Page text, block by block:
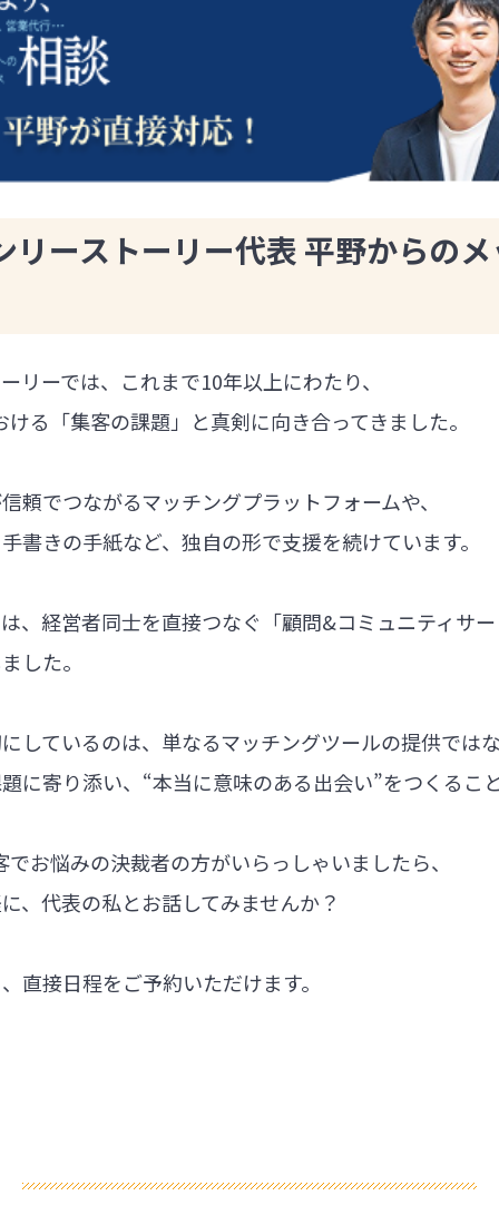
リーストーリー代表 平野からの
リーでは、これまで10年以上にわたり、
る「集客の課題」と真剣に向き合ってきました。
頼でつながるマッチングプラットフォームや、
書きの手紙など、独自の形で支援を続けています。
、経営者同士を直接つなぐ「顧問&コミュニティサ
した。
しているのは、単なるマッチングツールの提供では
に寄り添い、“本当に意味のある出会い”をつくるこ
お悩みの決裁者の方がいらっしゃいましたら、
、代表の私とお話してみませんか？
直接日程をご予約いただけます。